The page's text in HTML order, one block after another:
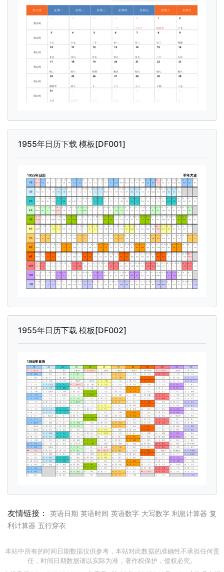
1955年日历下载 模板[DF001]
1955年日历下载 模板[DF002]
友情链接： 英语日期 英语时间 英语数字 大写数字 利息计算器 复
利计算器 五行穿衣
本站中所有的时间日期数据仅供参考，本站对此数据的准确性不承担任何责
任，时间日期数据请以实际为准，著作权保护，侵权必究。